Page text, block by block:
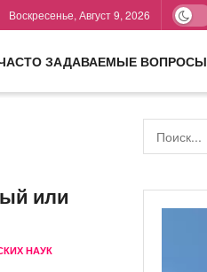
Воскресенье, Август 9, 2026
ЗАДАВАЕМЫЕ ВОПРОСЫ
или
НАУК